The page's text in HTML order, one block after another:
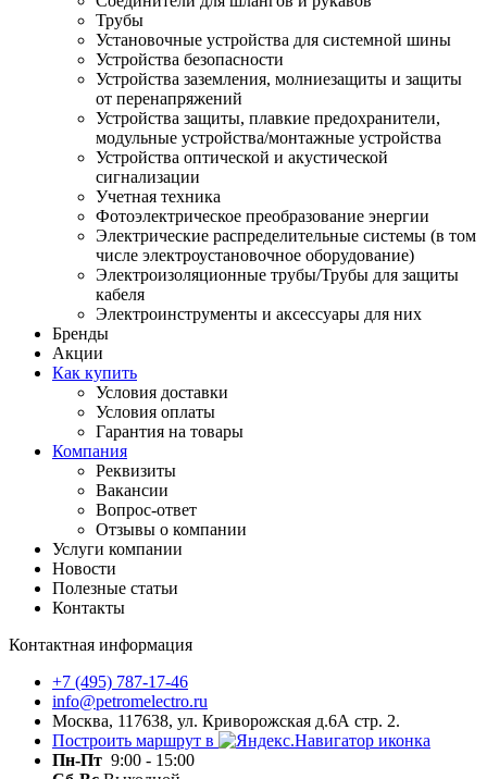
Трубы
Установочные устройства для системной шины
Устройства безопасности
Устройства заземления, молниезащиты и защиты
от перенапряжений
Устройства защиты, плавкие предохранители,
модульные устройства/монтажные устройства
Устройства оптической и акустической
сигнализации
Учетная техника
Фотоэлектрическое преобразование энергии
Электрические распределительные системы (в том
числе электроустановочное оборудование)
Электроизоляционные трубы/Трубы для защиты
кабеля
Электроинструменты и аксессуары для них
Бренды
Акции
Как купить
Условия доставки
Условия оплаты
Гарантия на товары
Компания
Реквизиты
Вакансии
Вопрос-ответ
Отзывы о компании
Услуги компании
Новости
Полезные статьи
Контакты
Контактная информация
+7 (495) 787-17-46
info@petromelectro.ru
Москва, 117638, ул. Криворожская д.6А стр. 2.
Построить маршрут в
Пн-Пт 9:00 - 15:00